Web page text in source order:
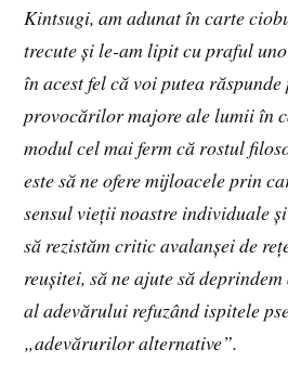
Kintsugi, am adunat în carte
trecute și le-am lipit cu praful
în acest fel că voi putea
provocărilor majore ale lumii în
modul cel mai ferm că rostul
este să ne ofere mijloacele prin
sensul vieții noastre individuale
să rezistăm critic avalanșei de
reușitei, să ne ajute să
al adevărului refuzând ispitele
„adevărurilor alternative”.